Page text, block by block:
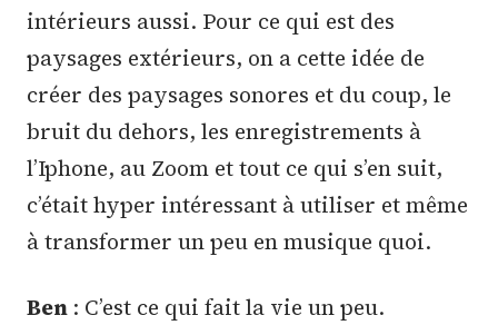
intérieurs aussi. Pour ce qui est des
paysages extérieurs, on a cette idée de
créer des paysages sonores et du coup, le
bruit du dehors, les enregistrements à
l’Iphone, au Zoom et tout ce qui s’en suit,
c’était hyper intéressant à utiliser et même
à transformer un peu en musique quoi.
Ben : C’est ce qui fait la vie un peu.